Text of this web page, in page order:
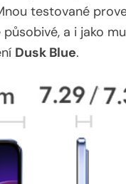
testované
a i jako
Dusk Blue.